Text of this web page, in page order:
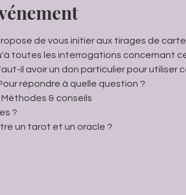
de vous initier aux tirages de
toutes les interrogations concernant
il avoir un don particulier pour utiliser
répondre à quelle question ?
& conseils
?
un tarot et un oracle ?